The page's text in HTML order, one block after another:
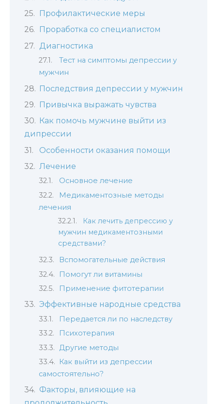
Профилактические меры
Проработка со специалистом
Диагностика
Тест на симптомы депрессии у
мужчин
Последствия депрессии у мужчин
Привычка выражать чувства
Как помочь мужчине выйти из
дипрессии
Особенности оказания помощи
Лечение
Основное лечение
Медикаментозные методы
лечения
Как лечить депрессию у
мужчин медикаментозными
средствами?
Вспомогательные действия
Помогут ли витамины
Применение фитотерапии
Эффективные народные средства
Передается ли по наследству
Психотерапия
Другие методы
Как выйти из депрессии
самостоятельно?
Факторы, влияющие на